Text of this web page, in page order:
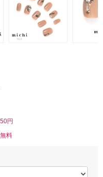
円
料